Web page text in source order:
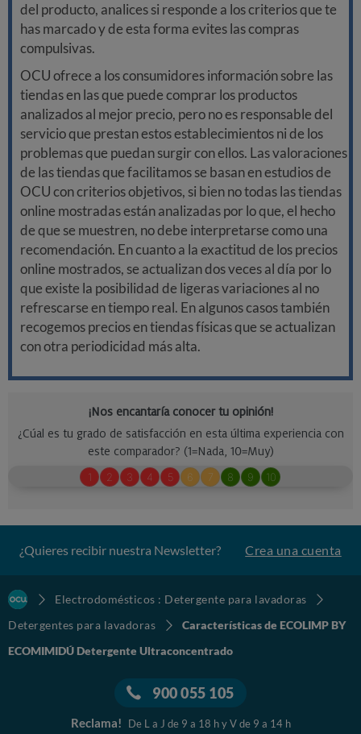
del producto, analices si responde a los criterios que te
has marcado y de esta forma evites las compras
compulsivas.
OCU ofrece a los consumidores información sobre las
tiendas en las que puede comprar los productos
analizados al mejor precio, pero no es responsable del
servicio que prestan estos establecimientos ni de los
problemas que puedan surgir con ellos. Las valoraciones
de las tiendas que facilitamos se basan en estudios de
OCU con criterios objetivos, si bien no todas las tiendas
online mostradas están analizadas por lo que, el hecho
de que se muestren, no debe interpretarse como una
recomendación. En cuanto a la exactitud de los precios
online mostrados, se actualizan dos veces al día por lo
que existe la posibilidad de ligeras variaciones al no
refrescarse en tiempo real. En algunos casos también
recogemos precios en tiendas físicas que se actualizan
con otra periodicidad más alta.
¿Quieres recibir nuestra Newsletter? Crea una cuenta
Electrodomésticos : Detergente para lavadoras
Detergentes para lavadoras
Características de ECOLIMP BY
ECOMIMIDÚ Detergente Ultraconcentrado
900 055 105
Reclama! De L a J de 9 a 18 h y V de 9 a 14 h